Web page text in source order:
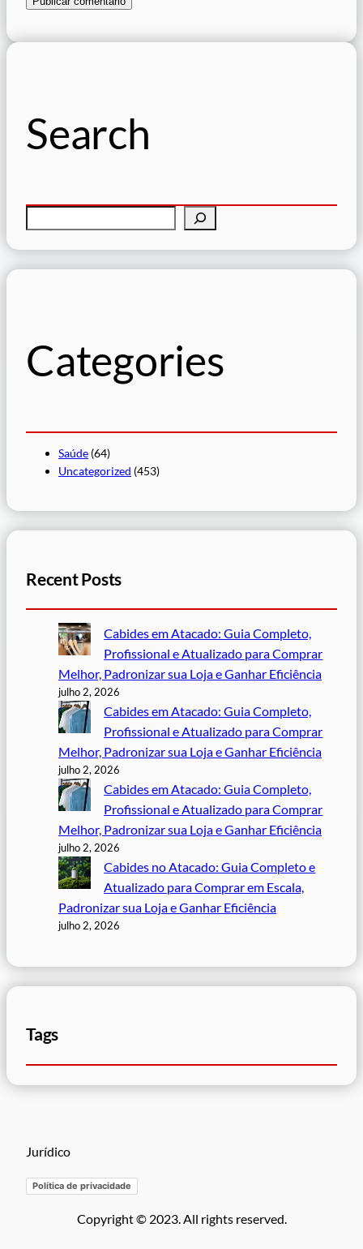
Search
e
aCategories
Saúde (64)
Uncategorized (453)
Recent Posts
Cabides em Atacado: Guia Completo,
Profissional e Atualizado para Comprar
Melhor, Padronizar sua Loja e Ganhar Eficiência
julho 2, 2026
Cabides em Atacado: Guia Completo,
Profissional e Atualizado para Comprar
Melhor, Padronizar sua Loja e Ganhar Eficiência
julho 2, 2026
Cabides em Atacado: Guia Completo,
Profissional e Atualizado para Comprar
Melhor, Padronizar sua Loja e Ganhar Eficiência
julho 2, 2026
Cabides no Atacado: Guia Completo e
Atualizado para Comprar em Escala,
Padronizar sua Loja e Ganhar Eficiência
julho 2, 2026
Tags
Jurídico
Política de privacidade
Copyright © 2023. All rights reserved.